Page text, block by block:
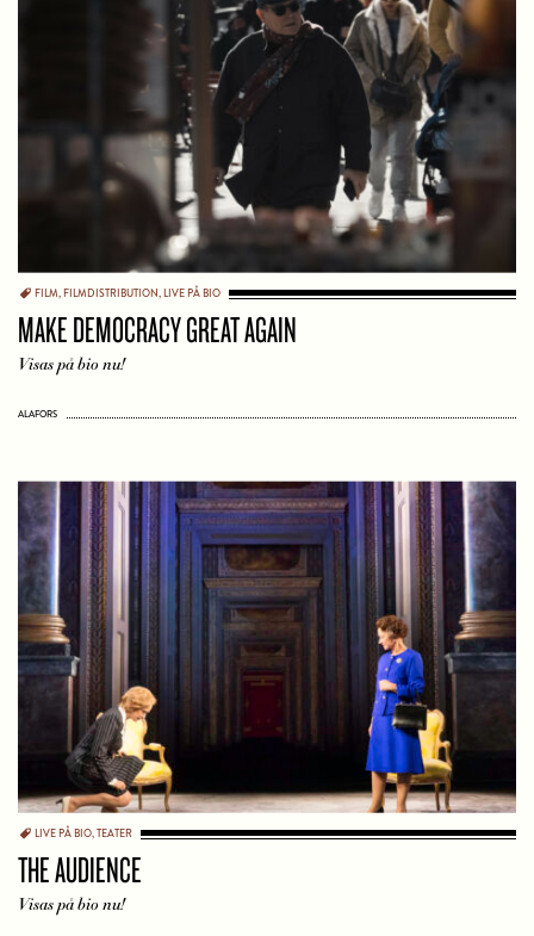
FILM,FILMDISTRIBUTION,LIVE PÅ BIO
MAKE DEMOCRACY GREAT AGAIN
Visas på bio nu!
ALAFORS
LIVE PÅ BIO,TEATER
THE AUDIENCE
Visas på bio nu!